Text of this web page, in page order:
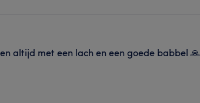
altijd met een lach en een goede babbel 🙏